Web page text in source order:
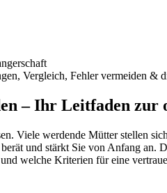
Vergleich, Fehler vermeiden &
– Ihr Leitfaden zur
Viele werdende Mütter stellen
und stärkt Sie von Anfang an.
welche Kriterien für eine